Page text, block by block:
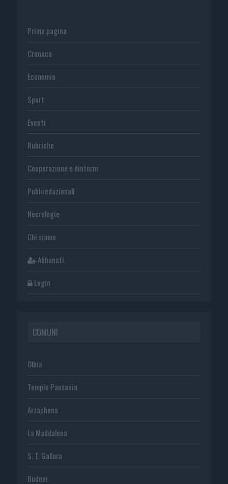
Prima pagina
Cronaca
Economia
Sport
Eventi
Rubriche
Cooperazione e dintorni
Publiredazionali
Necrologie
Chi siamo
Abbonati
Login
COMUNI
Olbia
Tempio Pausania
Arzachena
La Maddalena
S. T. Gallura
Budoni